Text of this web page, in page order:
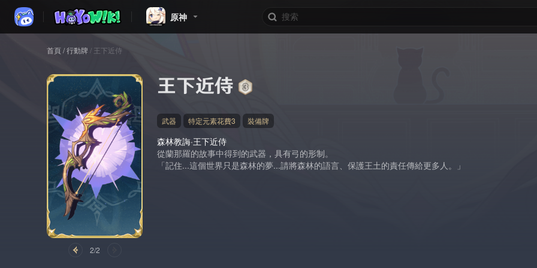
原神
首頁/行動牌/ 王下近侍
2/2
王下近侍
武器 特定元素花費3 裝備牌
森林教誨·王下近侍
從蘭那羅的故事中得到的武器，具有弓的形制。
「記住...這個世界只是森林的夢...請將森林的語言、保護王土的責任傳給更多人。」